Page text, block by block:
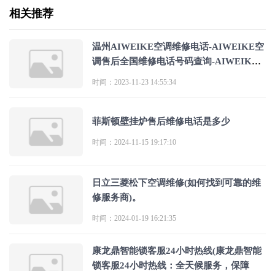
相关推荐
温州AIWEIKE空调维修电话-AIWEIKE空
调售后全国维修电话号码查询-AIWEIKE
时间：2023-11-23 14:55:34
菲斯顿壁挂炉售后维修电话是多少
时间：2024-11-15 19:17:10
日立三菱松下空调维修(如何找到可靠的维
修服务商)。
时间：2024-01-19 16:21:35
康龙鼎智能锁客服24小时热线(康龙鼎智能
锁客服24小时热线：全天候服务，保障